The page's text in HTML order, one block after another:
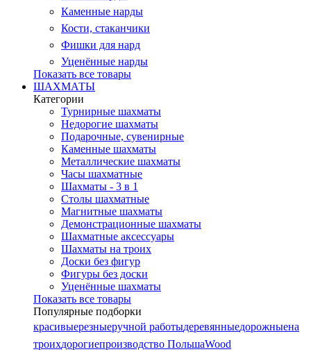
Каменные нарды
Кости, стаканчики
Фишки для нард
Уценённые нарды
Показать все товары
ШАХМАТЫ
Категории
Турнирные шахматы
Недорогие шахматы
Подарочные, сувенирные
Каменные шахматы
Металлические шахматы
Часы шахматные
Шахматы - 3 в 1
Столы шахматные
Магнитные шахматы
Демонстрационные шахматы
Шахматные аксессуары
Шахматы на троих
Доски без фигур
Фигуры без доски
Уценённые шахматы
Показать все товары
Популярные подборки
красивыерезныеручной работыдеревянныедорожныена
троихдорогиепроизводство ПольшаWood